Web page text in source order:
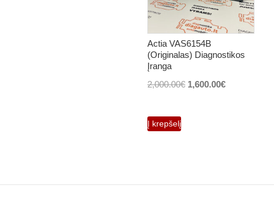
Actia VAS6154B
(Originalas) Diagnostikos
Įranga
2,000.00€ Original
1,600.00€Current
Į krepšelį